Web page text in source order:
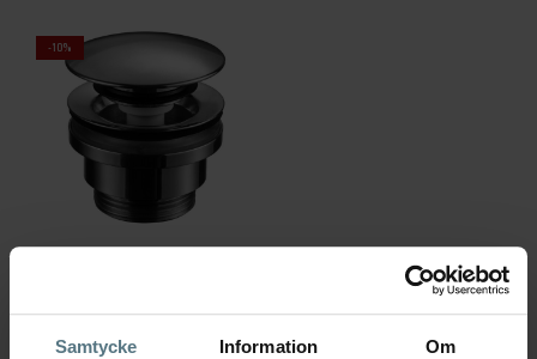
Samtycke Information Om
-10%
TAPWELL